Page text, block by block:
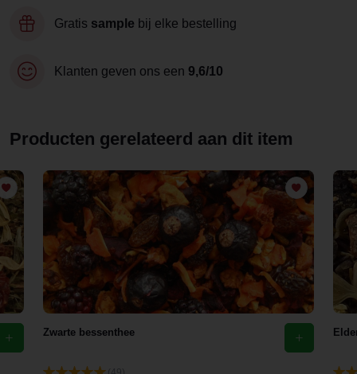
Gratis sample bij elke bestelling
Klanten geven ons een 9,6/10
Producten gerelateerd aan dit item
Zwarte bessenthee